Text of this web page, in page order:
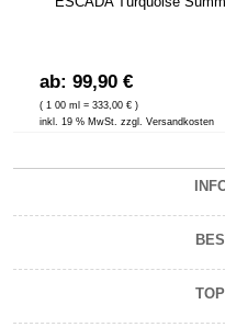
ab: 99,90 €
( 1 00 ml = 333,00 € )
inkl. 19 % MwSt. zzgl. Versandkosten